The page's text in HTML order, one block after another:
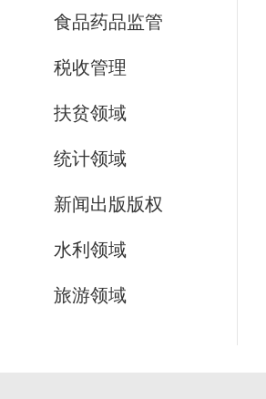
食品药品监管
税收管理
扶贫领域
统计领域
新闻出版版权
水利领域
旅游领域